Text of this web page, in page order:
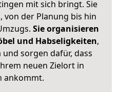
mit sich bringt. Sie
von der Planung bis hin
Sie organisieren
und Habseligkeiten,
sorgen dafür, dass
neuen Zielort in
ankommt.